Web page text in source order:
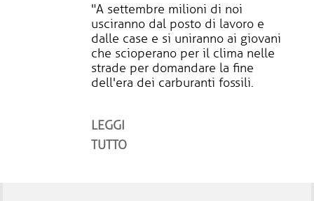
"A settembre milioni di noi
usciranno dal posto di lavoro e
dalle case e si uniranno ai giovani
che scioperano per il clima nelle
strade per domandare la fine
dell'era dei carburanti fossili.
LEGGI
TUTTO